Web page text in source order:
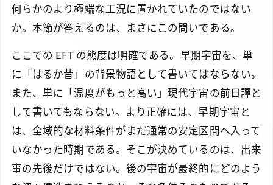
何らかのより極端な工況に置かれていたのではない
か。本節が答えるのは、まさにこの問いである。
ここでの EFT の態度は明確である。早期宇宙を、単
に「はるか昔」の背景物語として書いてはならない。
また、単に「温度がもっと高い」現代宇宙の前日譚と
して書いてもならない。より正確には、早期宇宙と
は、全域的な材料条件がまだ通常の安定区間へ入って
いなかった時期である。そこが決めているのは、出来
事の先後だけではない。後の宇宙が最終的にどのよう